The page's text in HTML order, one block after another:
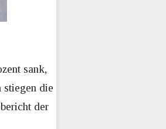
sank,
stiegen die
der